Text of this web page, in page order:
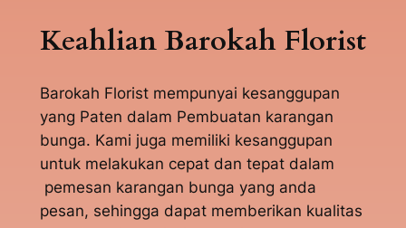
Keahlian Barokah Florist
Barokah Florist mempunyai kesanggupan
yang Paten dalam Pembuatan karangan
bunga. Kami juga memiliki kesanggupan
untuk melakukan cepat dan tepat dalam
pemesan karangan bunga yang anda
pesan, sehingga dapat memberikan kualitas